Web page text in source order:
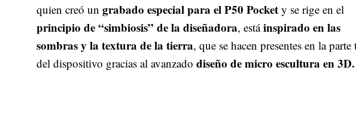
quien creó un grabado especial para el P50 Pocket y se rige en el
principio de “simbiosis” de la diseñadora, estáinspirado en las
sombras y la textura de la tierra, que se hacen presentes en la parte
del dispositivo gracias al avanzado diseño de micro escultura en 3D.